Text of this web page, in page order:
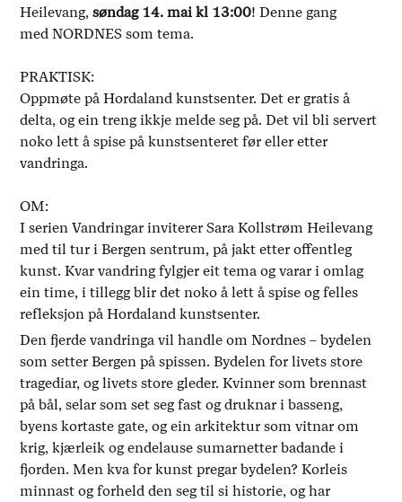
Heilevang,søndag 14. mai kl 13:00! Denne gang
med NORDNES som tema.
PRAKTISK:
Oppmøte på Hordaland kunstsenter. Det er gratis å
delta, og ein treng ikkje melde seg på. Det vil bli servert
noko lett å spise på kunstsenteret før eller etter
vandringa.
OM:
I serien Vandringar inviterer Sara Kollstrøm Heilevang
med til tur i Bergen sentrum, på jakt etter offentleg
kunst. Kvar vandring fylgjer eit tema og varar i omlag
ein time, i tillegg blir det noko å lett å spise og felles
refleksjon på Hordaland kunstsenter.
Den fjerde vandringa vil handle om Nordnes – bydelen
som setter Bergen på spissen. Bydelen for livets store
tragediar, og livets store gleder. Kvinner som brennast
på bål, selar som set seg fast og druknar i basseng,
byens kortaste gate, og ein arkitektur som vitnar om
krig, kjærleik og endelause sumarnetter badande i
fjorden. Men kva for kunst pregar bydelen? Korleis
minnast og forheld den seg til si historie, og har